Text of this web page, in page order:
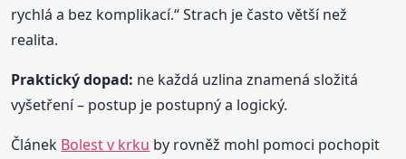
rychlá a bez komplikací.“ Strach je často větší než
realita.
Praktický dopad: ne každá uzlina znamená složitá
vyšetření – postup je postupný a logický.
Článek Bolest v krku by rovněž mohl pomoci pochopit